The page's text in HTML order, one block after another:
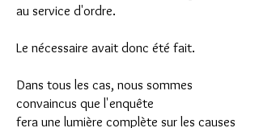
au service d'ordre.
Le nécessaire avait donc été fait.
Dans tous les cas, nous sommes
convaincus que l'enquête
fera une lumière complète sur les causes